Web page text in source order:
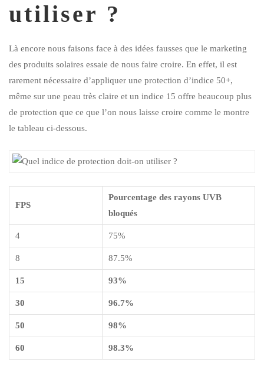
utiliser ?
Là encore nous faisons face à des idées fausses que le marketing
des produits solaires essaie de nous faire croire. En effet, il est
rarement nécessaire d’appliquer une protection d’indice 50+,
même sur une peau très claire et un indice 15 offre beaucoup plus
de protection que ce que l’on nous laisse croire comme le montre
le tableau ci-dessous.
FPS
Pourcentage des rayons UVB
bloqués
4 75%
8 87.5%
15 93%
30 96.7%
50 98%
60 98.3%